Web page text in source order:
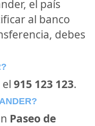
el país
al banco
debes
915 123 123.
Paseo de